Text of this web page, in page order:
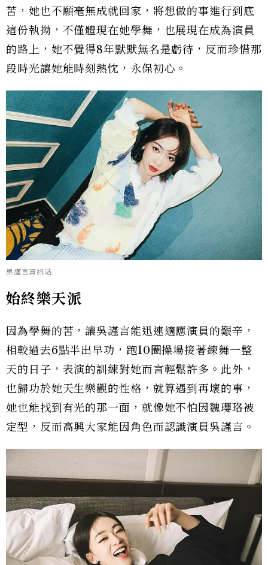
苦，她也不願毫無成就回家，將想做的事進行到底
這份執拗，不僅體現在她學舞，也展現在成為演員
的路上，她不覺得8年默默無名是虧待，反而珍惜那
段時光讓她能時刻熱忱，永保初心。
吳謹言資訊站
始終樂天派
因為學舞的苦，讓吳謹言能迅速適應演員的艱辛，
相較過去6點半出早功，跑10圈操場接著練舞一整
天的日子，表演的訓練對她而言輕鬆許多。此外，
也歸功於她天生樂觀的性格，就算遇到再壞的事，
她也能找到有光的那一面，就像她不怕因魏瓔珞被
定型，反而高興大家能因角色而認識演員吳謹言。